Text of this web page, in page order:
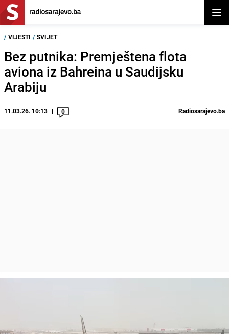
/ VIJESTI / SVIJET
Bez putnika: Premještena flota
aviona iz Bahreina u Saudijsku
Arabiju
11.03.26. 10:13 0 Radiosarajevo.ba